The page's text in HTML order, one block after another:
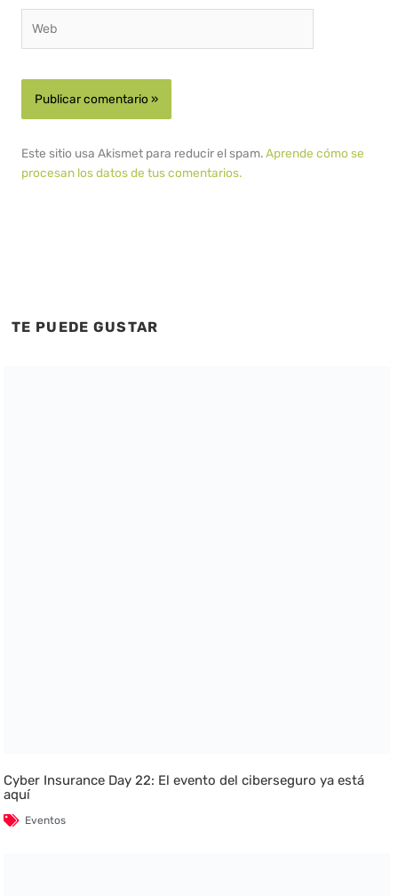
Este sitio usa Akismet para reducir el spam.Aprende cómo se
procesan los datos de tus comentarios.
TE PUEDE GUSTAR
Cyber Insurance Day 22: El evento del ciberseguro ya está
aquí
Eventos